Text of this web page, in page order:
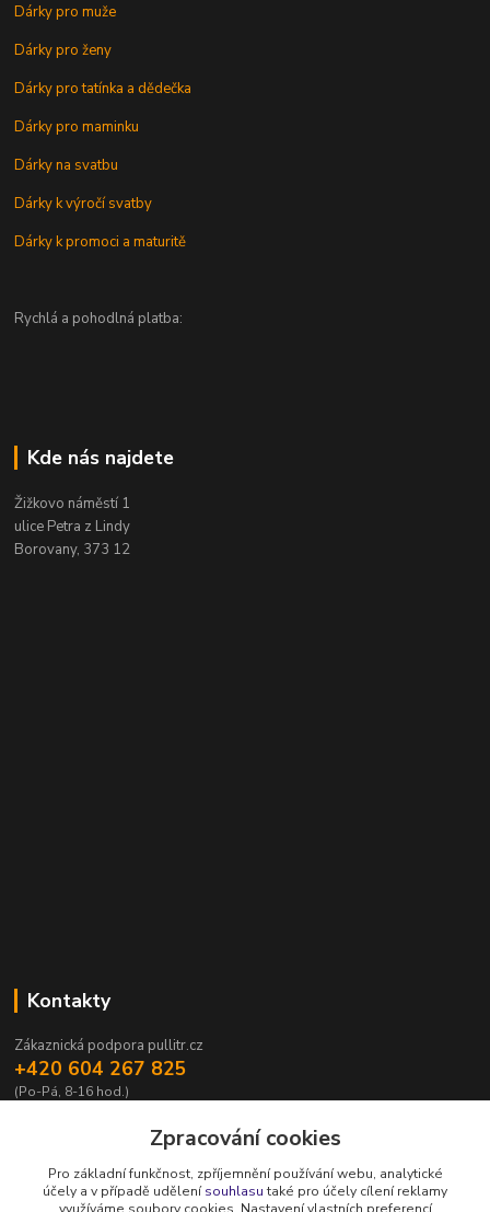
Dárky pro muže
Dárky pro ženy
Dárky pro tatínka a dědečka
Dárky pro maminku
Dárky na svatbu
Dárky k výročí svatby
Dárky k promoci a maturitě
Rychlá a pohodlná platba:
Kde nás najdete
Žižkovo náměstí 1
ulice Petra z Lindy
Borovany, 373 12
Kontakty
Zákaznická podpora pullitr.cz
+420 604 267 825
(Po-Pá, 8-16 hod.)
Zpracování cookies
Pro základní funkčnost, zpříjemnění používání webu, analytické
účely a v případě udělenísouhlasutaké pro účely cílení reklamy